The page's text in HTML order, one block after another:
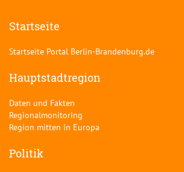
Startseite
Startseite Portal Berlin-Brandenburg.de
Hauptstadtregion
Daten und Fakten
Regionalmonitoring
Region mitten in Europa
Politik